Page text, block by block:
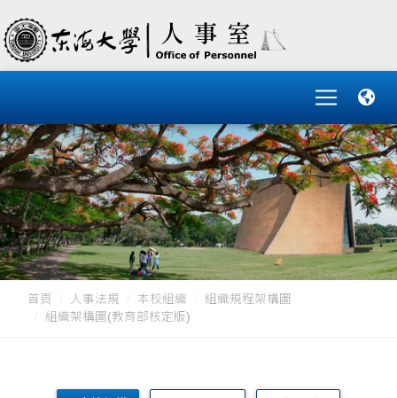
首頁 人事法規 本校組織
組織規程架構圖
組織架構圖(教育部核定版)